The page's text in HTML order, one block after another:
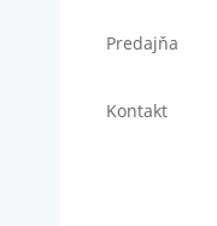
Predajňa
Kontakt